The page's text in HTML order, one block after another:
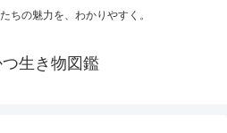
ちの魅力を、わかりやすく。
生き物図鑑